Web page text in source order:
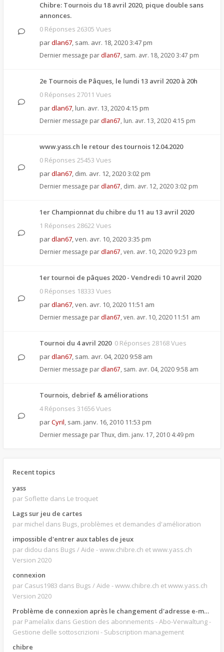
Chibre: Tournois du 18 avril 2020, pique double sans
annonces.
0 Réponses 26305 Vues
pardlan67, sam. avr. 18, 2020 3:47 pm
Dernier message par dlan67, sam. avr. 18, 2020 3:47 pm
2e Tournois de Pâques, le lundi 13 avril 2020 à 20h
0 Réponses 27011 Vues
pardlan67, lun. avr. 13, 2020 4:15 pm
Dernier message par dlan67, lun. avr. 13, 2020 4:15 pm
www.yass.ch le retour des tournois 12.04.2020
0 Réponses 25453 Vues
pardlan67, dim. avr. 12, 2020 3:02 pm
Dernier message par dlan67, dim. avr. 12, 2020 3:02 pm
1er Championnat du chibre du 11 au 13 avril 2020
1 Réponses 28622 Vues
pardlan67,ven. avr. 10, 2020 3:35 pm
Dernier message par dlan67, ven. avr. 10, 2020 9:23 pm
1er tournoi de pâques 2020 - Vendredi 10 avril 2020
0 Réponses 18333 Vues
pardlan67,ven. avr. 10, 2020 11:51 am
Dernier message par dlan67, ven. avr. 10, 2020 11:51 am
Tournoi du 4 avril 2020 0 Réponses 28168 Vues
pardlan67, sam. avr. 04, 2020 9:58 am
Dernier message par dlan67, sam. avr. 04, 2020 9:58 am
Tournois, debrief & améliorations
4 Réponses 31656 Vues
parCyril, sam. janv. 16, 2010 11:53 pm
Dernier message parThux, dim. janv. 17, 2010 4:49 pm
Recent topics
yass
par Soflette dans Le troquet
Lags sur jeu de cartes
par michel dans Bugs, problèmes et demandes d'amélioration
impossible d'entrer aux tables de jeux
par didou dans Bugs / Aide - www.chibre.ch et www.yass.ch
Version 2020
connexion
par Casus1983 dans Bugs / Aide - www.chibre.ch et www.yass.ch
Version 2020
Problème de connexion après le changement d'adresse e-mail.
par Pamelalix dans Gestion des abonnements - Abo-Verwaltung -
Gestione delle sottoscrizioni - Subscription management
chibre